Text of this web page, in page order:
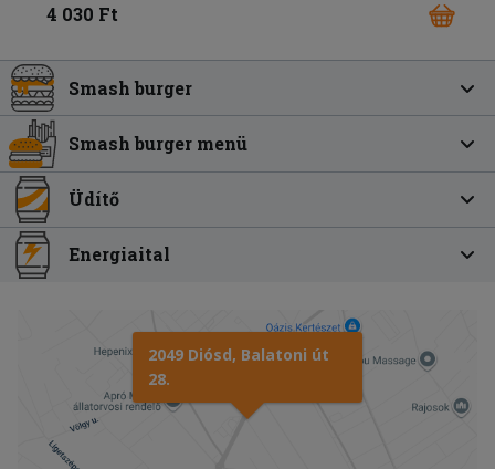
4 030 Ft
Smash burger
Smash burger menü
Üdítő
Energiaital
2049 Diósd, Balatoni út
28.